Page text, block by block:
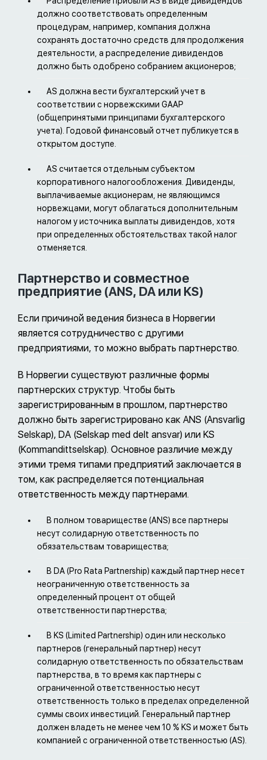
должно соответствовать определенным
процедурам, например, компания должна
сохранять достаточно средств для продолжения
деятельности, а распределение дивидендов
должно быть одобрено собранием акционеров;
AS должна вести бухгалтерский учет в
соответствии с норвежскими GAAP
(общепринятыми принципами бухгалтерского
учета). Годовой финансовый отчет публикуется в
открытом доступе.
AS считается отдельным субъектом
корпоративного налогообложения. Дивиденды,
выплачиваемые акционерам, не являющимся
норвежцами, могут облагаться дополнительным
налогом у источника выплаты дивидендов, хотя
при определенных обстоятельствах такой налог
отменяется.
Партнерство и совместное
предприятие (ANS, DA или KS)
Если причиной ведения бизнеса в Норвегии
является сотрудничество с другими
предприятиями, то можно выбрать партнерство.
В Норвегии существуют различные формы
партнерских структур. Чтобы быть
зарегистрированным в прошлом, партнерство
должно быть зарегистрировано как ANS (Ansvarlig
Selskap), DA (Selskap med delt ansvar) или KS
(Kommandittselskap). Основное различие между
этими тремя типами предприятий заключается в
том, как распределяется потенциальная
ответственность между партнерами.
В полном товариществе (ANS) все партнеры
несут солидарную ответственность по
обязательствам товарищества;
В DA (Pro Rata Partnership) каждый партнер несет
неограниченную ответственность за
определенный процент от общей
ответственности партнерства;
В KS (Limited Partnership) один или несколько
партнеров (генеральный партнер) несут
солидарную ответственность по обязательствам
партнерства, в то время как партнеры с
ограниченной ответственностью несут
ответственность только в пределах определенной
суммы своих инвестиций. Генеральный партнер
должен владеть не менее чем 10 % KS и может быть
компанией с ограниченной ответственностью (AS).